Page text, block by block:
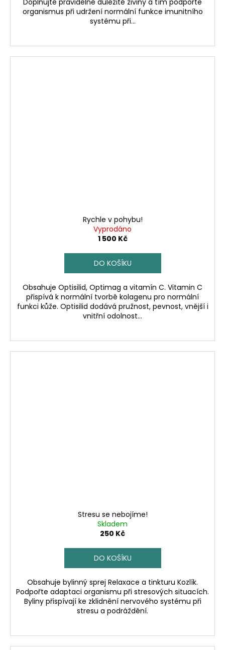
organismus při udržení normální funkce imunitního
systému při...
Rychle v pohybu!
Vyprodáno
1 500 Kč
DO KOŠÍKU
Obsahuje Optisilid, Optimag a vitamín C. Vitamin C
přispívá k normální tvorbě kolagenu pro normální
funkci kůže. Optisilid dodává pružnost, pevnost, vnější i
vnitřní odolnost...
Stresu se nebojíme!
Skladem
250 Kč
DO KOŠÍKU
Obsahuje bylinný sprej Relaxace a tinkturu Kozlík.
Podpořte adaptaci organismu při stresových situacích.
Byliny přispívají ke zklidnění nervového systému při
stresu a podráždění.